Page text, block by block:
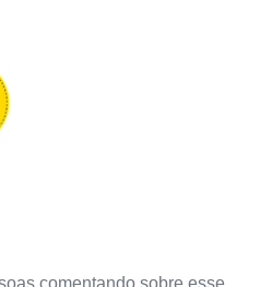
comentando sobre esse